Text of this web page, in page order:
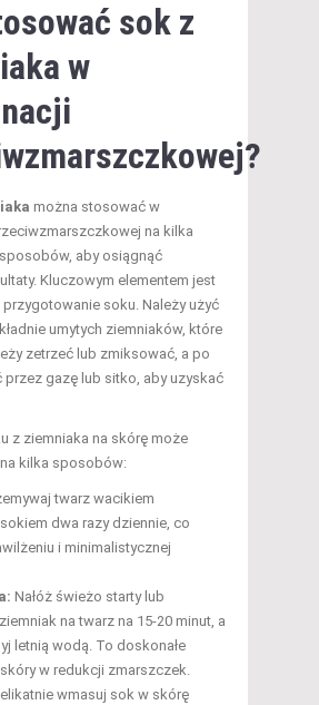
sok z
w
można stosować w
na kilka
aby osiągnąć
Kluczowym elementem jest
soku. Należy użyć
umytych ziemniaków, które
zetrzeć lub zmiksować, a po
gazę lub sitko, aby uzyskać
z ziemniaka na skórę może
kilka sposobów:
twarz wacikiem
dwa razy dziennie, co
i minimalistycznej
Nałóż świeżo starty lub
na twarz na 15-20 minut, a
letnią wodą. To doskonałe
w redukcji zmarszczek.
wmasuj sok w skórę